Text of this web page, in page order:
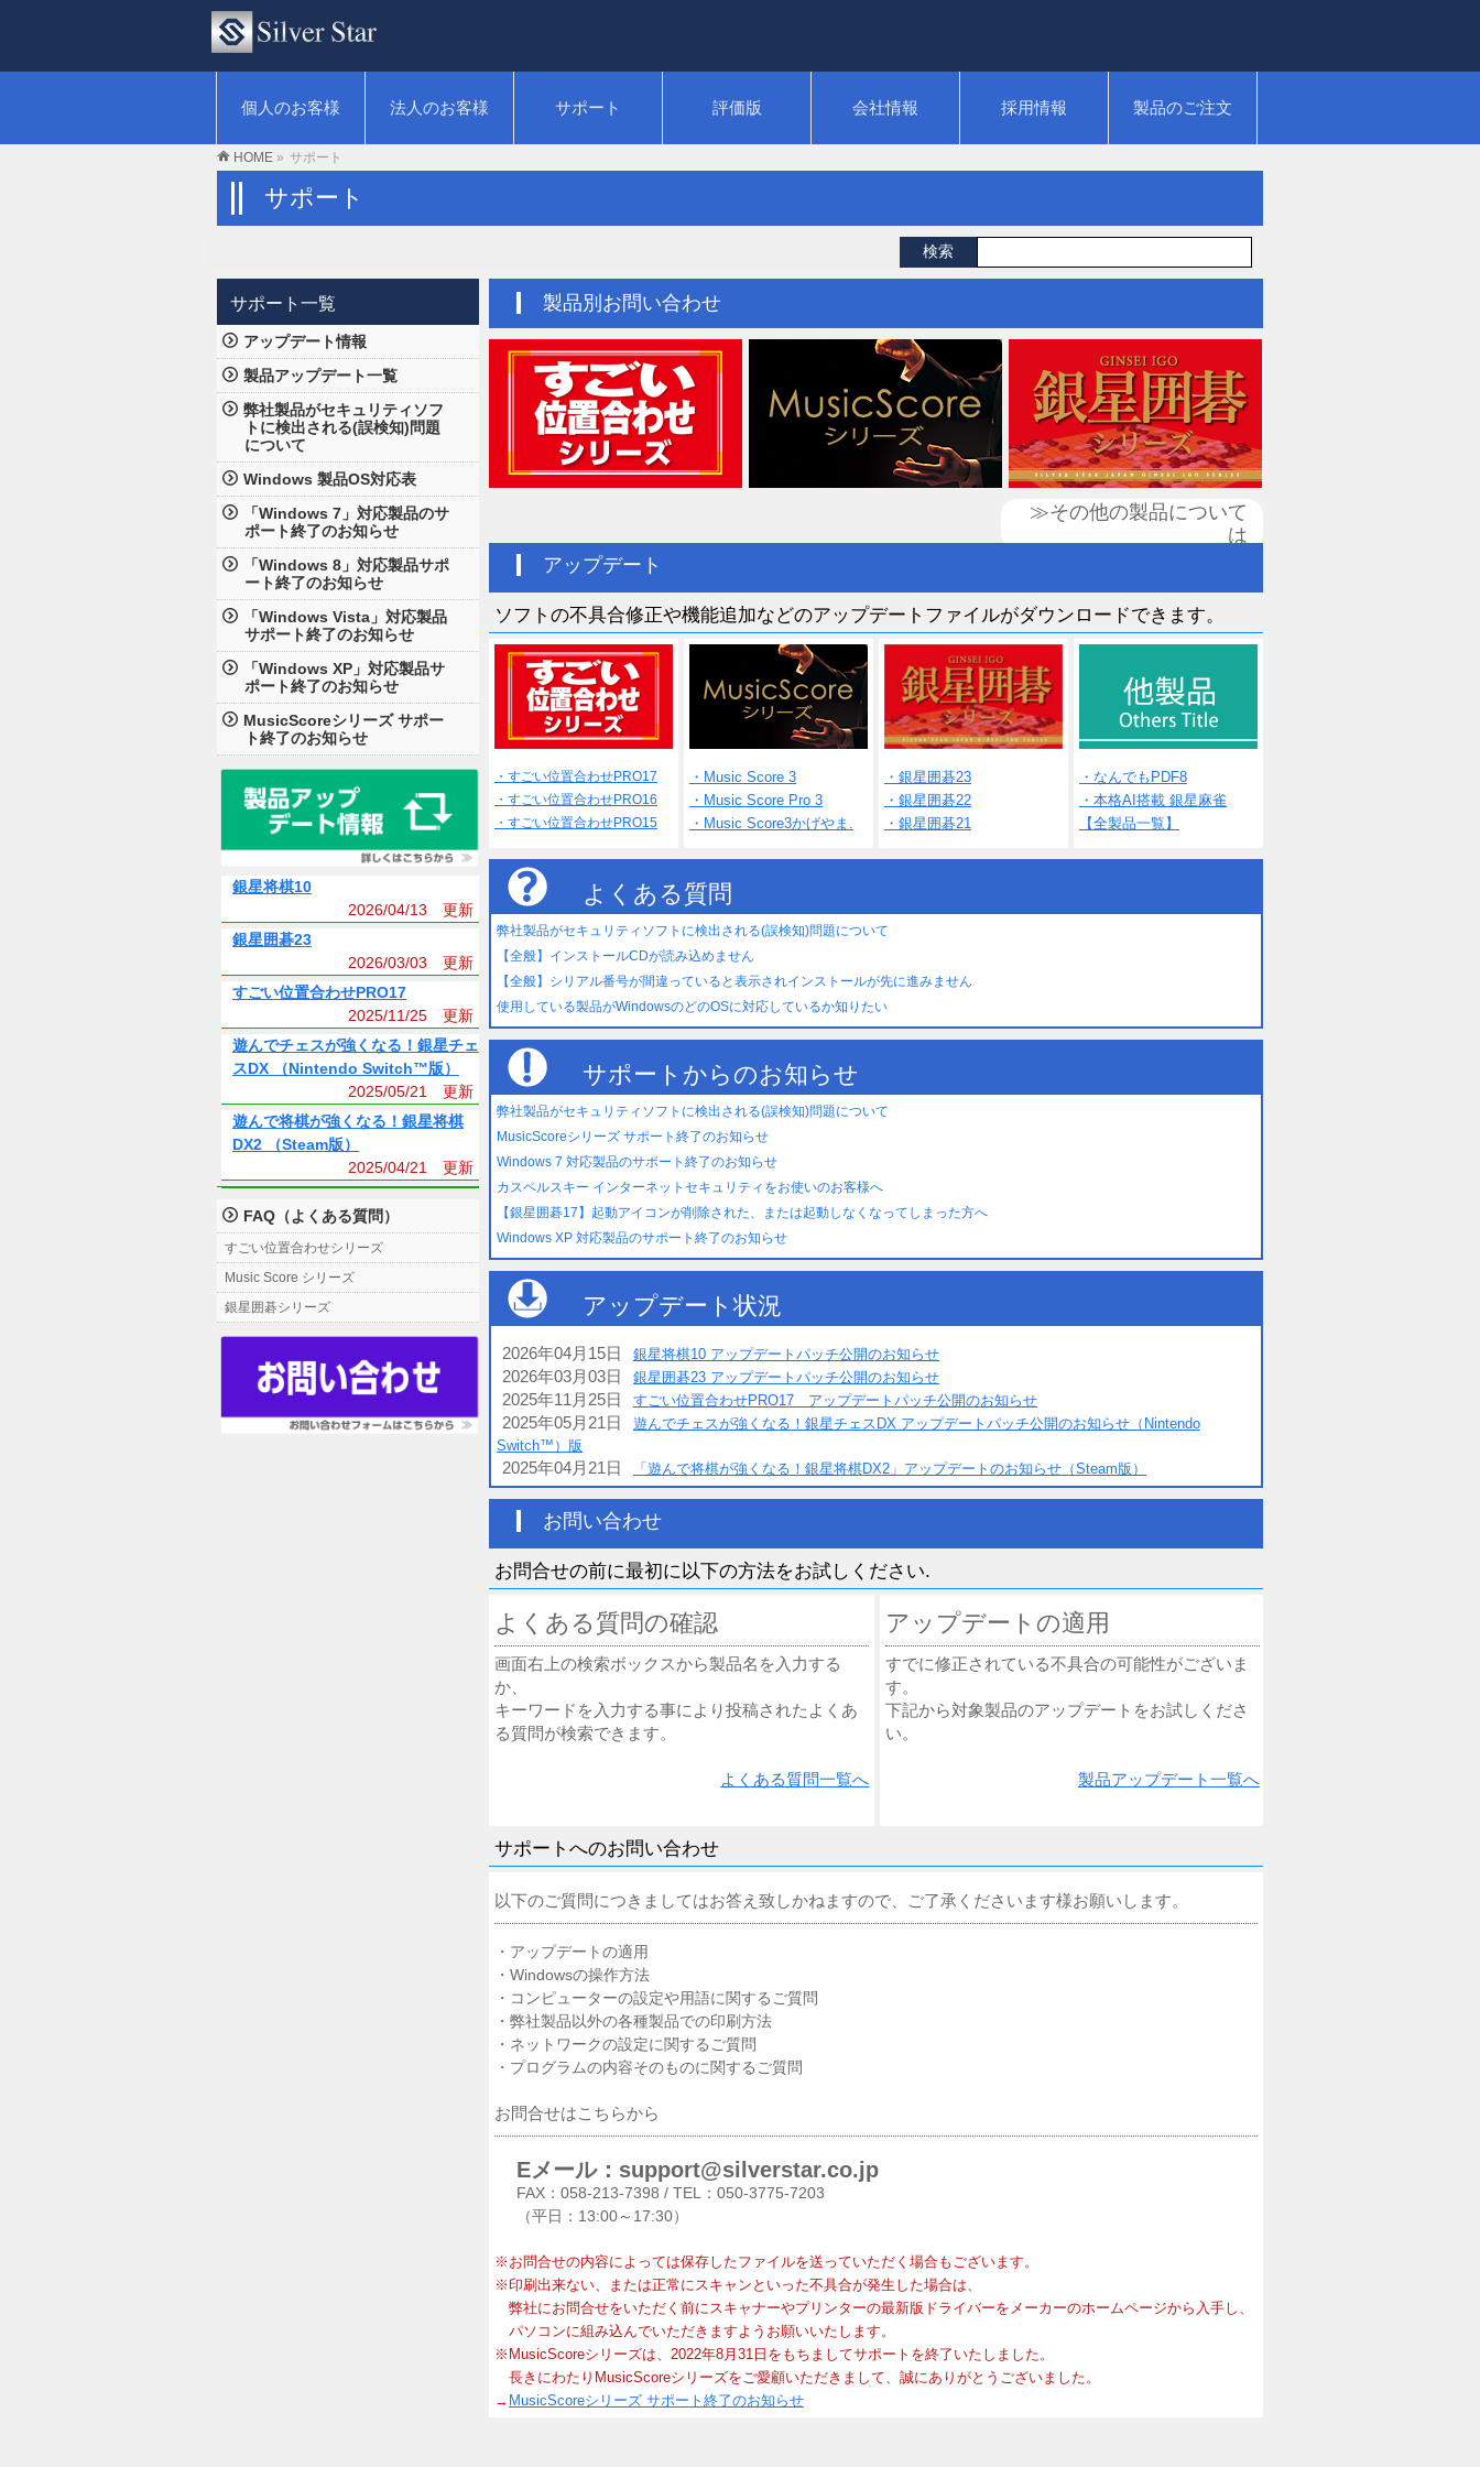
個人のお客様 法人のお客様 サポート 評価版 会社情報 採用情報 製品のご注文
HOME » サポート
サポート
製品別お問い合わせ
≫その他の製品について
は
アップデート
ソフトの不具合修正や機能追加などのアップデートファイルがダウンロードできます。
・すごい位置合わせPRO17
・すごい位置合わせPRO16
・すごい位置合わせPRO15
・Music Score 3
・Music Score Pro 3
・Music Score3かげやま.
・銀星囲碁23
・銀星囲碁22
・銀星囲碁21
・なんでもPDF8
・本格AI搭載 銀星麻雀
【全製品一覧】
よくある質問
弊社製品がセキュリティソフトに検出される(誤検知)問題について
【全般】インストールCDが読み込めません
【全般】シリアル番号が間違っていると表示されインストールが先に進みません
使用している製品がWindowsのどのOSに対応しているか知りたい
サポートからのお知らせ
弊社製品がセキュリティソフトに検出される(誤検知)問題について
MusicScoreシリーズ サポート終了のお知らせ
Windows 7 対応製品のサポート終了のお知らせ
カスペルスキー インターネットセキュリティをお使いのお客様へ
【銀星囲碁17】起動アイコンが削除された、または起動しなくなってしまった方へ
Windows XP 対応製品のサポート終了のお知らせ
アップデート状況
2026年04月15日 銀星将棋10 アップデートパッチ公開のお知らせ
2026年03月03日 銀星囲碁23 アップデートパッチ公開のお知らせ
2025年11月25日 すごい位置合わせPRO17 アップデートパッチ公開のお知らせ
2025年05月21日
遊んでチェスが強くなる！銀星チェスDX アップデートパッチ公開のお知らせ（Nintendo
Switch™）版
2025年04月21日 「遊んで将棋が強くなる！銀星将棋DX2」アップデートのお知らせ（Steam版）
お問い合わせ
お問合せの前に最初に以下の方法をお試しください.
よくある質問の確認
画面右上の検索ボックスから製品名を入力する
か、
キーワードを入力する事により投稿されたよくあ
る質問が検索できます。
よくある質問一覧へ
アップデートの適用
すでに修正されている不具合の可能性がございま
す。
下記から対象製品のアップデートをお試しくださ
い。
製品アップデート一覧へ
サポートへのお問い合わせ
以下のご質問につきましてはお答え致しかねますので、ご了承くださいます様お願いします。
・アップデートの適用
・Windowsの操作方法
・コンピューターの設定や用語に関するご質問
・弊社製品以外の各種製品での印刷方法
・ネットワークの設定に関するご質問
・プログラムの内容そのものに関するご質問
お問合せはこちらから
Eメール：support@silverstar.co.jp
FAX：058-213-7398 / TEL：050-3775-7203
（平日：13:00～17:30）
※お問合せの内容によっては保存したファイルを送っていただく場合もございます。
※印刷出来ない、または正常にスキャンといった不具合が発生した場合は、
弊社にお問合せをいただく前にスキャナーやプリンターの最新版ドライバーをメーカーのホームページから入手し、
パソコンに組み込んでいただきますようお願いいたします。
※MusicScoreシリーズは、2022年8月31日をもちましてサポートを終了いたしました。
長きにわたりMusicScoreシリーズをご愛顧いただきまして、誠にありがとうございました。
→ MusicScoreシリーズ サポート終了のお知らせ
サポート一覧
アップデート情報
製品アップデート一覧
弊社製品がセキュリティソフ
トに検出される(誤検知)問題
について
Windows 製品OS対応表
「Windows 7」対応製品のサ
ポート終了のお知らせ
「Windows 8」対応製品サポ
ート終了のお知らせ
「Windows Vista」対応製品
サポート終了のお知らせ
「Windows XP」対応製品サ
ポート終了のお知らせ
MusicScoreシリーズ サポー
ト終了のお知らせ
銀星将棋10
2026/04/13 更新
銀星囲碁23
2026/03/03 更新
すごい位置合わせPRO17
2025/11/25 更新
遊んでチェスが強くなる！銀星チェ
スDX （Nintendo Switch™版）
2025/05/21 更新
遊んで将棋が強くなる！銀星将棋
DX2 （Steam版）
2025/04/21 更新
FAQ（よくある質問）
すごい位置合わせシリーズ
Music Score シリーズ
銀星囲碁シリーズ